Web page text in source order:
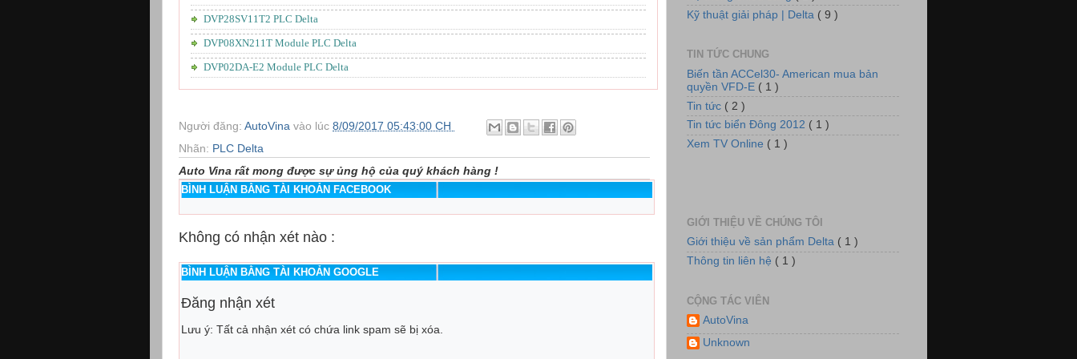
DVP28SV11T2 PLC Delta
DVP08XN211T Module PLC Delta
DVP02DA-E2 Module PLC Delta
Người đăng: AutoVina vào lúc 8/09/2017 05:43:00 CH
Nhãn: PLC Delta
Auto Vina rất mong được sự ủng hộ của quý khách hàng !
BÌNH LUẬN BẰNG TÀI KHOẢN FACEBOOK
Không có nhận xét nào :
BÌNH LUẬN BẰNG TÀI KHOẢN GOOGLE
Đăng nhận xét
Lưu ý: Tất cả nhận xét có chứa link spam sẽ bị xóa.
Hệ thống tủ động lực và chiếu sáng
Hệ thống quạt, tiền đông kho lạnh
Kỹ thuật giải pháp | Delta ( 9 )
TIN TỨC CHUNG
Biến tần ACCel30- American mua bản
quyền VFD-E ( 1 )
Tin tức ( 2 )
Tin tức biển Đông 2012 ( 1 )
Xem TV Online ( 1 )
GIỚI THIỆU VỀ CHÚNG TÔI
Giới thiệu về sản phẩm Delta ( 1 )
Thông tin liên hệ ( 1 )
CỘNG TÁC VIÊN
AutoVina
Unknown